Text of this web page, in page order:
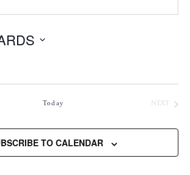
Today NEXT
TO CALENDAR